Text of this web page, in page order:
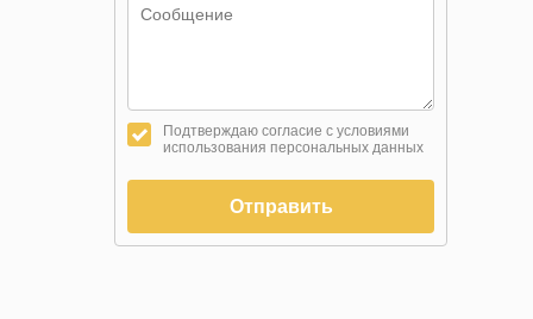
Подтверждаю согласие с условиями
использования персональных данных
Отправить